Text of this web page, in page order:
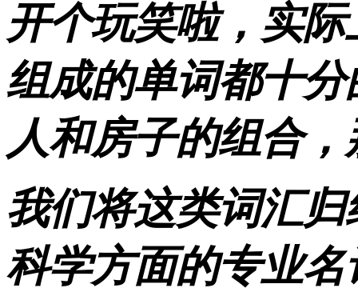
开个玩笑啦，实
组成的单词都十
人和房子的组合
我们将这类词汇归
科学方面的专业